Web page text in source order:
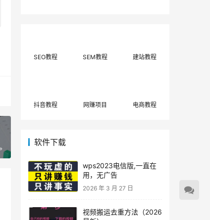
SEO教程 SEM教程 建站教程
抖音教程 网赚项目 电商教程
软件下载
wps2023电信版,一直在
用，无广告
2026 年 3 月 27 日
视频搬运去重方法（2026